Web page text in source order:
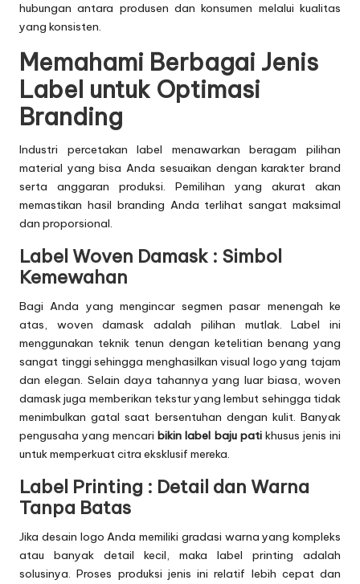
hubungan antara produsen dan konsumen melalui kualitas
yang konsisten.
Memahami Berbagai Jenis
Label untuk Optimasi
Branding
Industri percetakan label menawarkan beragam pilihan
material yang bisa Anda sesuaikan dengan karakter brand
serta anggaran produksi. Pemilihan yang akurat akan
memastikan hasil branding Anda terlihat sangat maksimal
dan proporsional.
Label Woven Damask : Simbol
Kemewahan
Bagi Anda yang mengincar segmen pasar menengah ke
atas, woven damask adalah pilihan mutlak. Label ini
menggunakan teknik tenun dengan ketelitian benang yang
sangat tinggi sehingga menghasilkan visual logo yang tajam
dan elegan. Selain daya tahannya yang luar biasa, woven
damask juga memberikan tekstur yang lembut sehingga tidak
menimbulkan gatal saat bersentuhan dengan kulit. Banyak
pengusaha yang mencaribikin label baju patikhusus jenis ini
untuk memperkuat citra eksklusif mereka.
Label Printing : Detail dan Warna
Tanpa Batas
Jika desain logo Anda memiliki gradasi warna yang kompleks
atau banyak detail kecil, maka label printing adalah
solusinya. Proses produksi jenis ini relatif lebih cepat dan